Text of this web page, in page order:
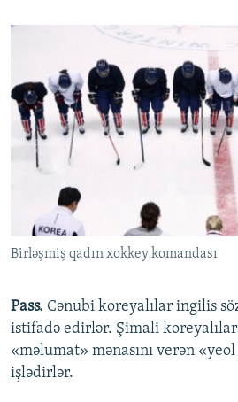
Birləşmiş qadın xokkey komandası
Pass. Cənubi koreyalılar ingilis
istifadə edirlər. Şimali
«məlumat» mənasını verən
işlədirlər.